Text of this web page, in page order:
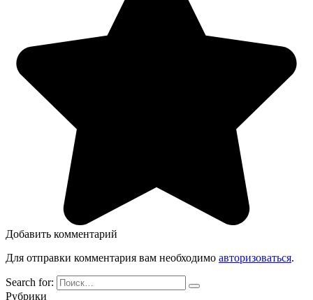
Добавить комментарий
Для отправки комментария вам необходимо авторизоваться.
Search for:
Рубрики